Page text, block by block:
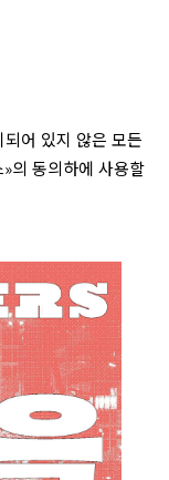
어 있지 않은 모든
의 동의하에 사용할